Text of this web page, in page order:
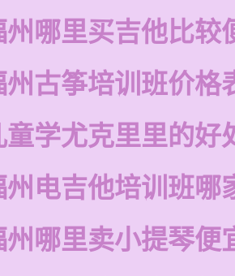
州哪里买吉他比较
州古筝培训班价格
童学尤克里里的好
州电吉他培训班哪
州哪里卖小提琴便